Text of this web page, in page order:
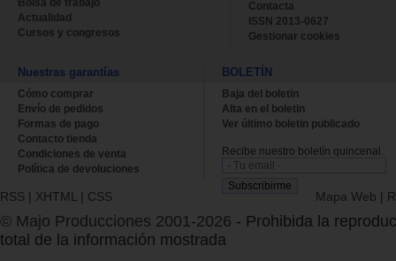
Actualidad
Cursos y congresos
Contacta
ISSN 2013-0627
Gestionar cookies
Nuestras garantías
Cómo comprar
Envío de pedidos
Formas de pago
Contacto tienda
Condiciones de venta
Política de devoluciones
BOLETÍN
Baja del boletin
Alta en el boletin
Ver último boletin publicado
Recibe nuestro boletín quincenal.
RSS | XHTML | CSS Mapa Web |
© Majo Producciones 2001-2026 - Prohibida la
total de la información mostrada